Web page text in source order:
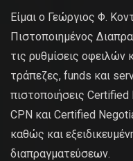
Είμαι ο Γεώργιος Φ.
Πιστοποιημένος
τις ρυθμίσεις οφειλών
τράπεζες, funds και
πιστοποιήσεις
CPN και Certified
καθώς και
διαπραγματεύσεων.